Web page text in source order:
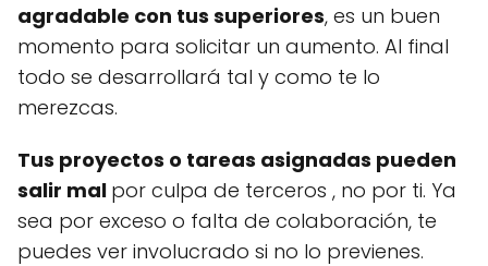
agradable con tus superiores, es un buen
momento para solicitar un aumento. Al final
todo se desarrollará tal y como te lo
merezcas.
Tus proyectos o tareas asignadas pueden
salir mal por culpa de terceros , no por ti. Ya
sea por exceso o falta de colaboración, te
puedes ver involucrado si no lo previenes.